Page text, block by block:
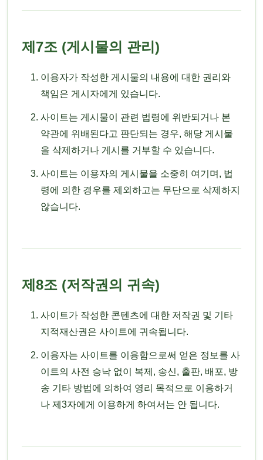
제7조 (게시물의 관리)
이용자가 작성한 게시물의 내용에 대한 권리와
책임은 게시자에게 있습니다.
사이트는 게시물이 관련 법령에 위반되거나 본
약관에 위배된다고 판단되는 경우, 해당 게시물
을 삭제하거나 게시를 거부할 수 있습니다.
사이트는 이용자의 게시물을 소중히 여기며, 법
령에 의한 경우를 제외하고는 무단으로 삭제하지
않습니다.
제8조 (저작권의 귀속)
사이트가 작성한 콘텐츠에 대한 저작권 및 기타
지적재산권은 사이트에 귀속됩니다.
이용자는 사이트를 이용함으로써 얻은 정보를 사
이트의 사전 승낙 없이 복제, 송신, 출판, 배포, 방
송 기타 방법에 의하여 영리 목적으로 이용하거
나 제3자에게 이용하게 하여서는 안 됩니다.